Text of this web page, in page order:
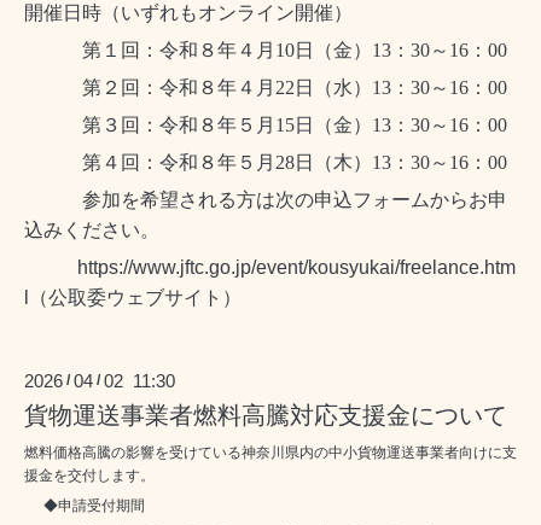
開催日時（いずれもオンライン開催）
第１回：令和８年４月 10日（金） 13 ： 30～ 16 ： 00
第２回：令和８年４月 22 日（水） 13 ： 30～ 16 ： 00
第３回：令和８年５月 15日（金） 13 ： 30～ 16 ： 00
第４回：令和８年５月 28日（木） 13 ： 30～ 16 ： 00
参加を希望される方は次の申込フォームからお申
込みください。
https://www.jftc.go.jp/event/kousyukai/freelance.htm
（公取委ウェブサイト）
2026 /04 /02 11:30
貨物運送事業者燃料高騰対応支援金について
燃料価格高騰の影響を受けている神奈川県内の中小貨物運送事業者向けに支
援金を交付します。
◆申請受付期間